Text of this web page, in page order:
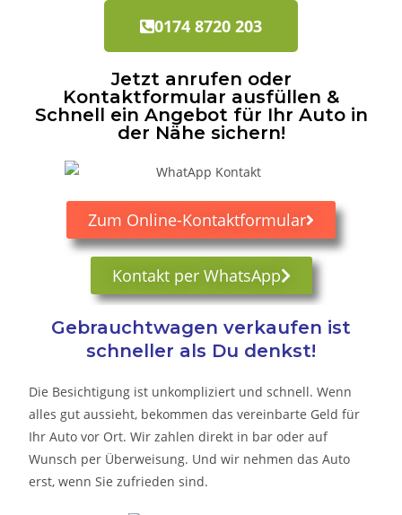
0174 8720 203
Jetzt anrufen oder
Kontaktformular ausfüllen &
Schnell ein Angebot für Ihr Auto in
der Nähe sichern!
Zum Online-Kontaktformular
Kontakt per WhatsApp
Gebrauchtwagen verkaufen ist
schneller als Du denkst!
Die Besichtigung ist unkompliziert und schnell. Wenn
alles gut aussieht, bekommen das vereinbarte Geld für
Ihr Auto vor Ort. Wir zahlen direkt in bar oder auf
Wunsch per Überweisung. Und wir nehmen das Auto
erst, wenn Sie zufrieden sind.